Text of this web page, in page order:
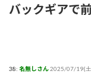
バックギアで
38: 名無しさん2025/07/19(